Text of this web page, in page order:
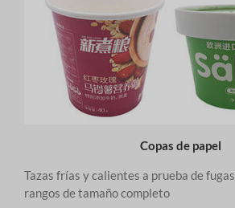
Copas de papel
Tazas frías y calientes a prueba de
rangos de tamaño completo